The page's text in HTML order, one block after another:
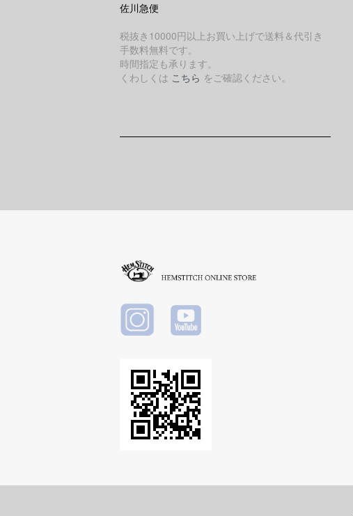
佐川急便
税抜き10000円以上お買い上げで送料＆代引き
手数料無料です。
時間指定も承ります。
くわしくは こちら をご確認ください。